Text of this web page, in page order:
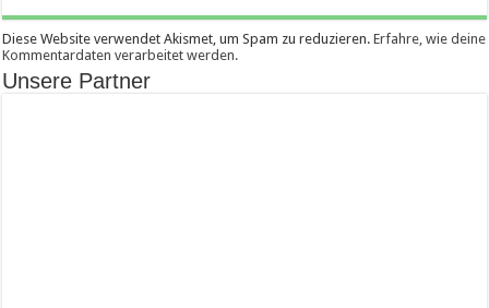
Diese Website verwendet Akismet, um Spam zu reduzieren.Erfahre, wie deine
Kommentardaten verarbeitet werden.
Unsere Partner